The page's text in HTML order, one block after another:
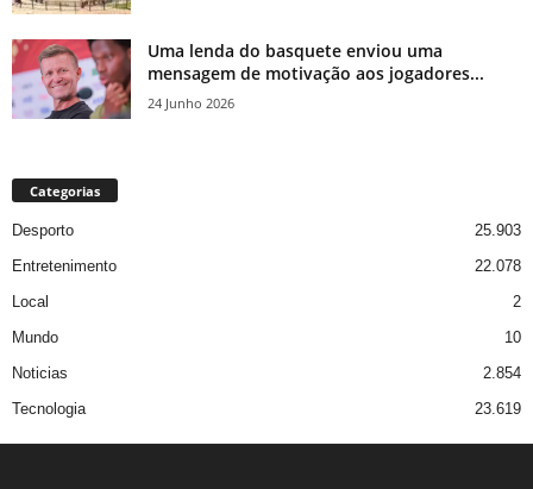
Uma lenda do basquete enviou uma
mensagem de motivação aos jogadores...
24 Junho 2026
Categorias
Desporto
25.903
Entretenimento
22.078
Local
2
Mundo
10
Noticias
2.854
Tecnologia
23.619